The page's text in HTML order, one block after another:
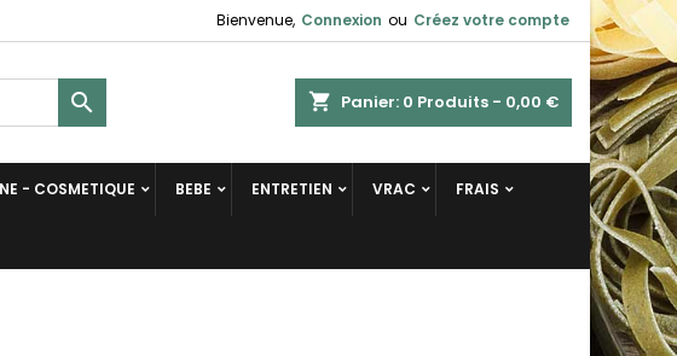
Bienvenue, Connexion ou Créez votre compte
shopping_cart Panier: 0 Produits - 0,00 €

- COSMETIQUE BEBE ENTRETIEN VRAC FRAIS